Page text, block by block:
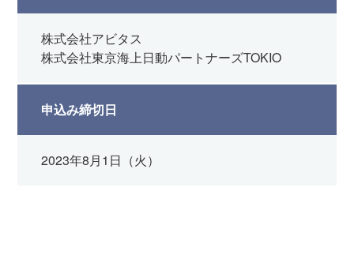
株式会社アビタス
株式会社東京海上日動パートナーズTOKIO
申込み締切日
2023年8月1日（火）